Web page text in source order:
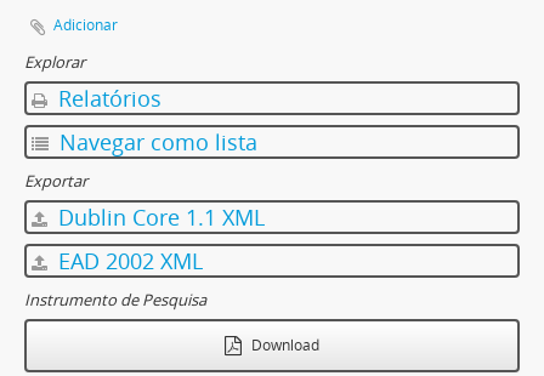
Adicionar
Explorar
Relatórios
Navegar como lista
Exportar
Dublin Core 1.1 XML
EAD 2002 XML
Instrumento de Pesquisa
Download